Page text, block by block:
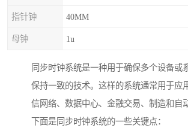
指针钟 40MM
母钟 1u
同步时钟系统是一种用于确保多个设备或
保持一致的技术。这样的系统通常用于应
信网络、数据中心、金融交易、制造和自
下面是同步时钟系统的一些关键点：